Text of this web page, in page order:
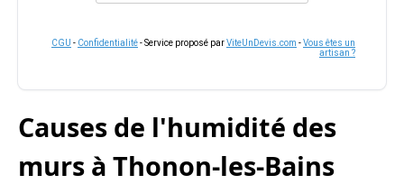
CGU - Confidentialité- Service proposé parViteUnDevis.com -Vous êtes un
artisan ?
Causes de l'humidité des
murs à Thonon-les-Bains